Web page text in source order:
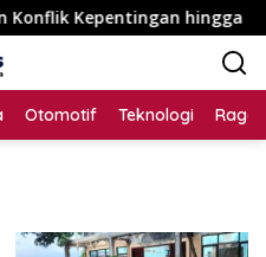
hingga Misteri
Otomotif Teknologi